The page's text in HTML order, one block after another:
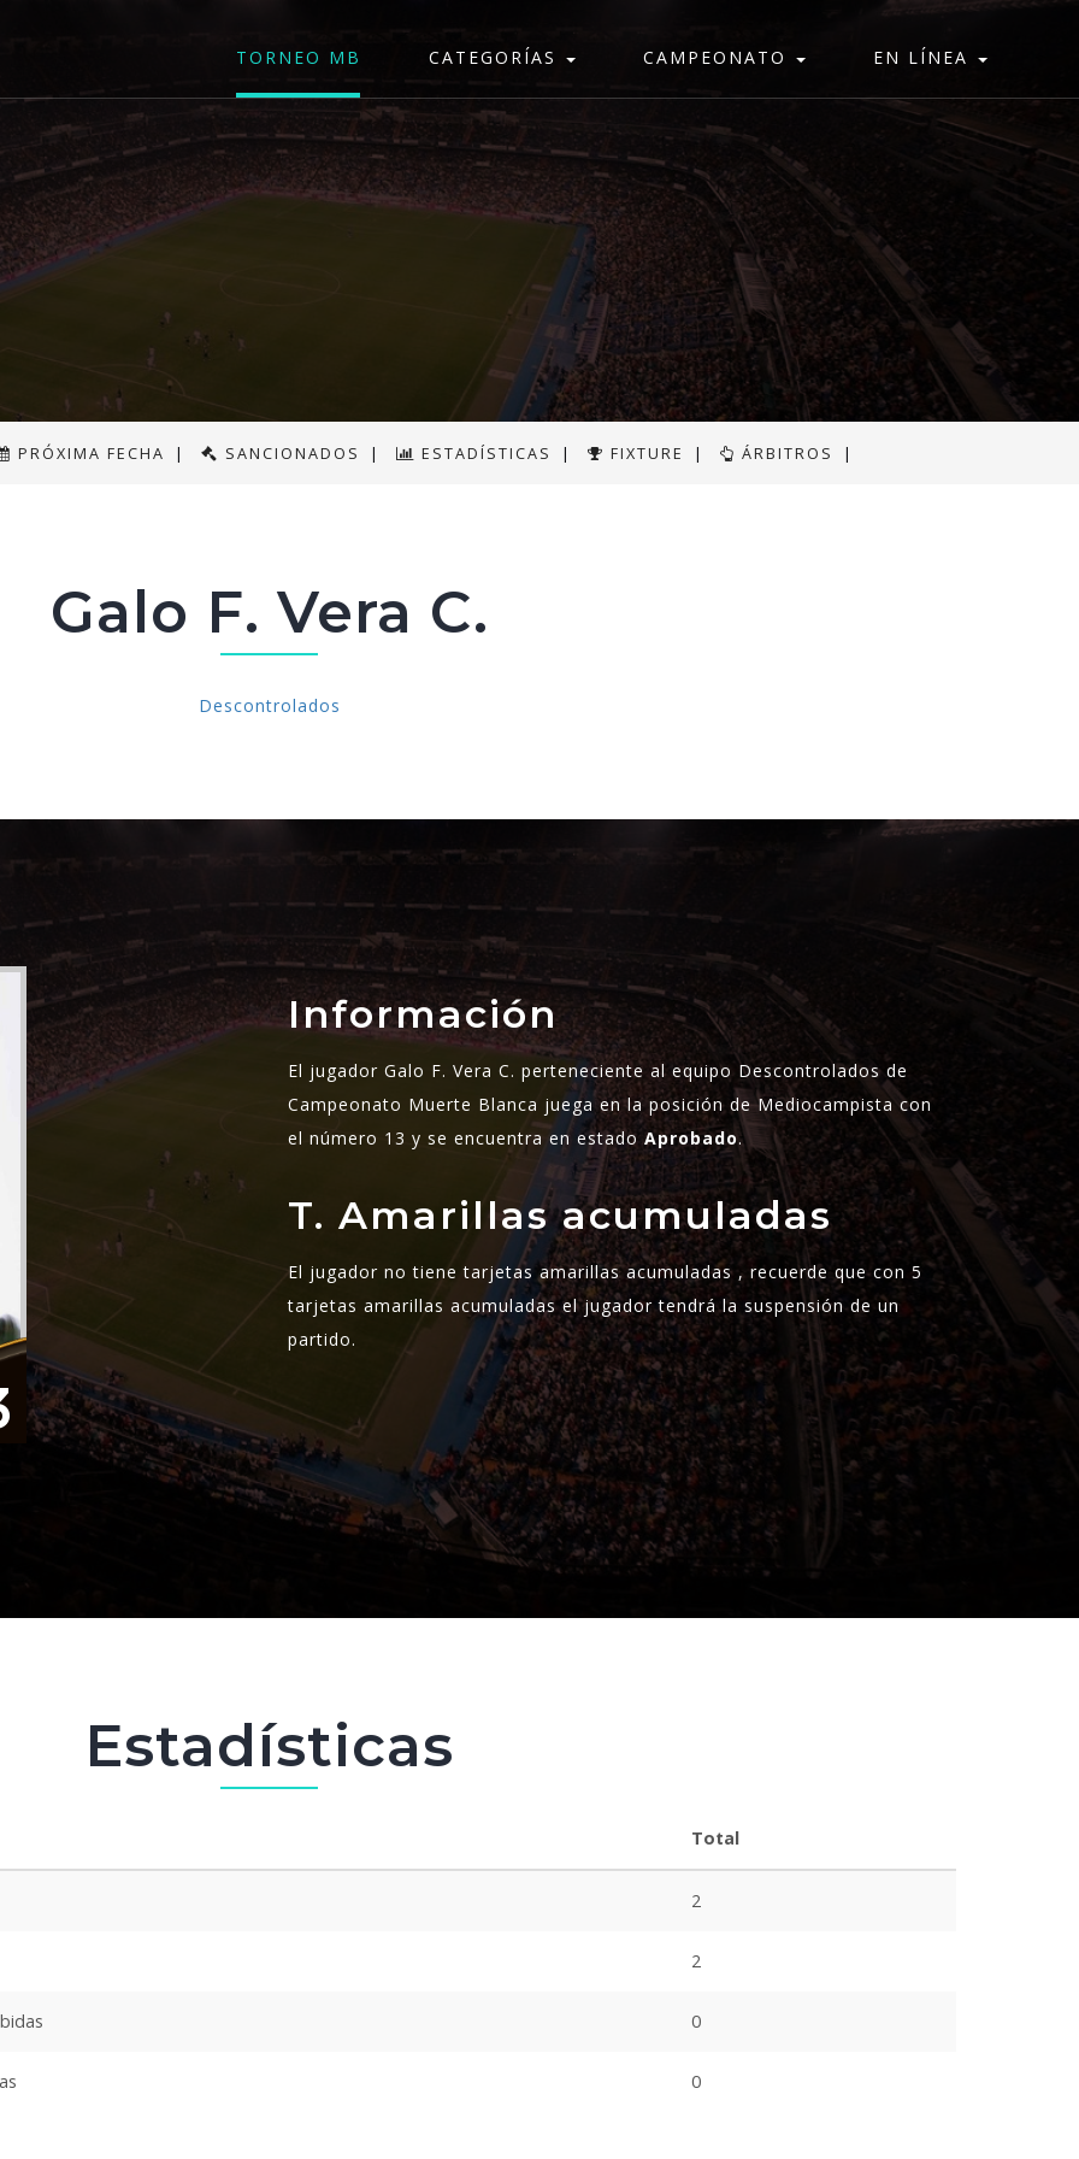
TORNEO MB CATEGORÍAS CAMPEONATO EN LÍNEA
PRÓXIMA FECHA | SANCIONADOS | ESTADÍSTICAS | FIXTURE | ÁRBITROS |
Galo F. Vera C.
Descontrolados
Información
El jugador Galo F. Vera C. perteneciente al equipo Descontrolados de
Campeonato Muerte Blanca juega en la posición de Mediocampista con
el número 13 y se encuentra en estado Aprobado.
T. Amarillas acumuladas
El jugador no tiene tarjetas amarillas acumuladas , recuerde que con 5
tarjetas amarillas acumuladas el jugador tendrá la suspensión de un
partido.
Estadísticas
Total
2
2
0
0